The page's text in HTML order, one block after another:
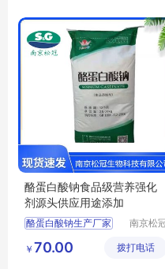
酪蛋白酸钠食品级营养强化
剂源头供应用途添加
酪蛋白酸钠生产厂家
酪蛋白酸钠价格
南京松
有限公司
￥ 70.00 拨打电话